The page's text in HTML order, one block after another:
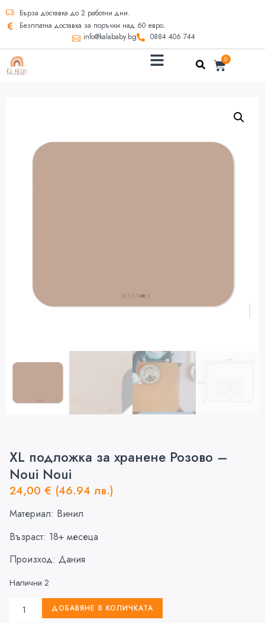
Бърза доставка до 2 работни дни.
Безплатна доставка за поръчки над 60 евро.
info@kalababy.bg
0884 406 744
0
XL подложка за хранене Розово –
Noui Noui
24,00 € (46.94 лв.)
Материал: Винил
Възраст: 18+ месеца
Произход: Дания
Налични 2
ДОБАВЯНЕ В КОЛИЧКАТА